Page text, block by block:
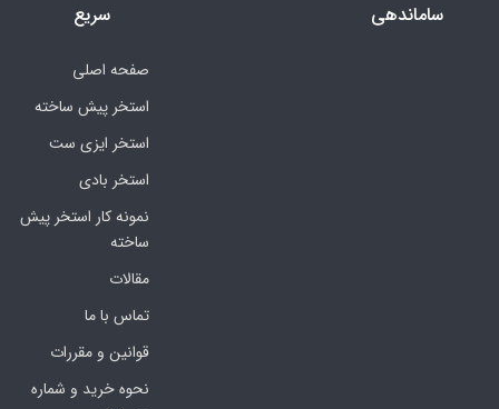
ساماندهی
سریع
صفحه اصلی
استخر پیش ساخته
استخر ایزی ست
استخر بادی
نمونه کار استخر پیش
ساخته
مقالات
تماس با ما
قوانین و مقررات
نحوه خرید و شماره